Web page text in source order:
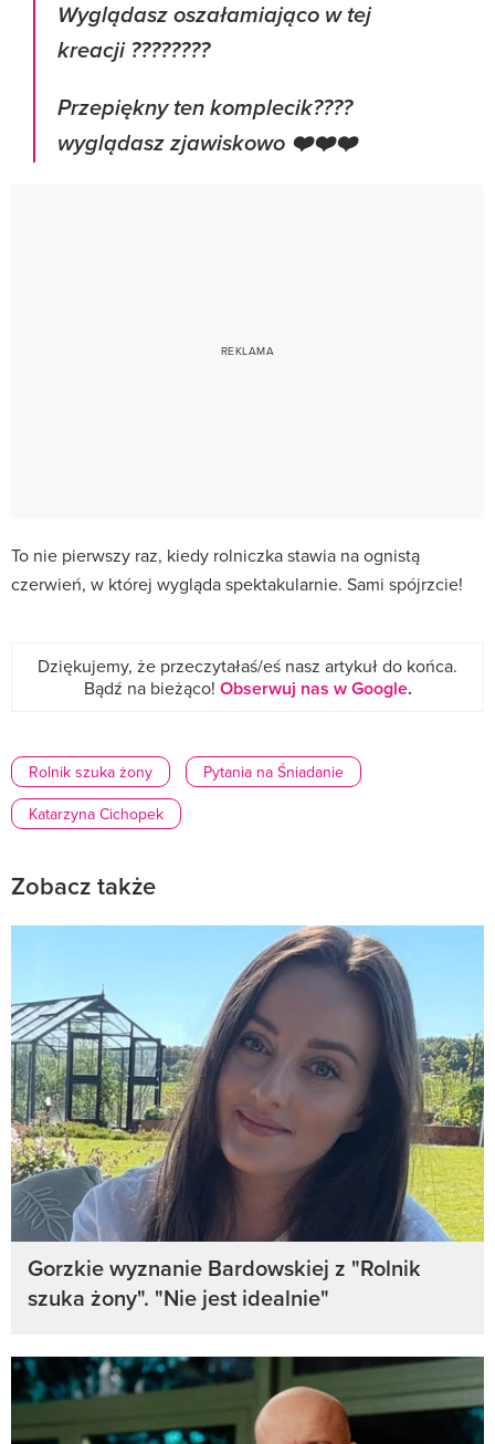
Wyglądasz oszałamiająco w tej
kreacji ????????
Przepiękny ten komplecik????
wyglądasz zjawiskowo ❤️❤️❤️
To nie pierwszy raz, kiedy rolniczka stawia na ognistą
czerwień, w której wygląda spektakularnie. Sami spójrzcie!
Dziękujemy, że przeczytałaś/eś nasz artykuł do końca.
Bądź na bieżąco! Obserwuj nas w Google.
Rolnik szuka żony
Pytania na Śniadanie
Katarzyna Cichopek
Zobacz także
Gorzkie wyznanie Bardowskiej z "Rolnik
szuka żony". "Nie jest idealnie"